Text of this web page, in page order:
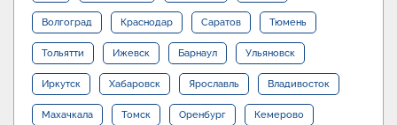
Волгоград Краснодар Саратов Тюмень
Тольятти Ижевск Барнаул Ульяновск
Иркутск Хабаровск Ярославль Владивосток
Махачкала Томск Оренбург Кемерово